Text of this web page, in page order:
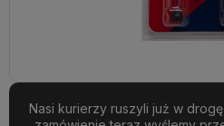
Nasi kurierzy ruszyli już w